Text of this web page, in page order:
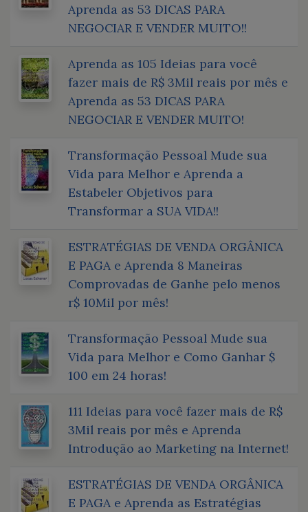
Aprenda as 53 DICAS PARA
NEGOCIAR E VENDER MUITO!!
Aprenda as 105 Ideias para você
fazer mais de R$ 3Mil reais por mês e
Aprenda as 53 DICAS PARA
NEGOCIAR E VENDER MUITO!
Transformação Pessoal Mude sua
Vida para Melhor e Aprenda a
Estabeler Objetivos para
Transformar a SUA VIDA!!
ESTRATÉGIAS DE VENDA ORGÂNICA
E PAGA e Aprenda 8 Maneiras
Comprovadas de Ganhe pelo menos
r$ 10Mil por mês!
Transformação Pessoal Mude sua
Vida para Melhor e Como Ganhar $
100 em 24 horas!
111 Ideias para você fazer mais de R$
3Mil reais por mês e Aprenda
Introdução ao Marketing na Internet!
ESTRATÉGIAS DE VENDA ORGÂNICA
E PAGA e Aprenda as Estratégias